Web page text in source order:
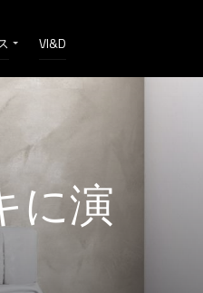
VI&D
に演